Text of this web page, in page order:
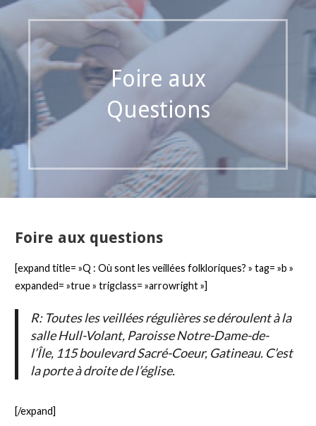
Foire aux
Questions
Foire aux questions
[expand title= »Q : Où sont les veillées folkloriques? » tag= »b »
expanded= »true » trigclass= »arrowright »]
R: Toutes les veillées régulières se déroulent à la
salle Hull-Volant, Paroisse Notre-Dame-de-
l’Île, 115 boulevard Sacré-Coeur, Gatineau. C’est
la porte à droite de l’église.
[/expand]